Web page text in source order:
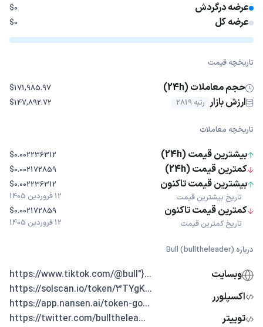
عرضه درگردش $0
عرضه کل $0
تاریخچه قیمت
حجم معاملات (24h) $171,985.97
ارزش بازار رتبه 2819 $147,892.72
تاریخچه معاملات
بیشترین قیمت (24h) $0.002236312
کمترین قیمت (24h) $0.002172859
بیشترین قیمت تاکنون
تاریخ بیشترین قیمت
$0.002236312
12 فروردین 1405
کمترین قیمت تاکنون
تاریخ کمترین قیمت
$0.002172859
12 فروردین 1405
درباره Bull (bulltheleader)
وبسایت
...{"https://www.tiktok.com/@bull
اکسپلورر
...https://solscan.io/token/3TYgK
...https://app.nansen.ai/token-go
توییتر
...https://twitter.com/bullthelea